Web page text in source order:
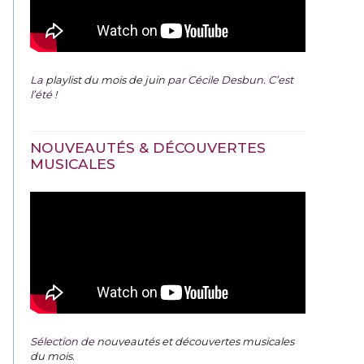
La playlist du mois de juin par Cécile Desbun. C’est
l’été !
NOUVEAUTÉS & DÉCOUVERTES
MUSICALES
Sélection denouveautés et découvertes musicales
du mois.